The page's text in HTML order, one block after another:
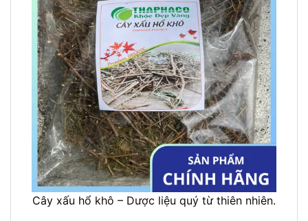
Cây xấu hổ khô – Dược liệu quý từ thiên nhiên.